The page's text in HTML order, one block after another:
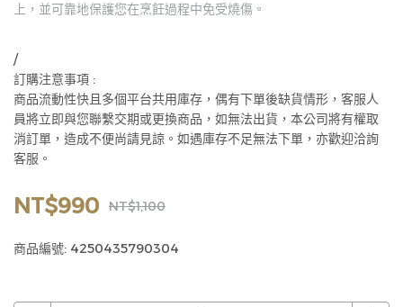
上，並可靠地保護您在烹飪過程中免受燒傷。
/
訂購注意事項 :
商品流動性快且多個平台共用庫存，偶有下單後缺貨情形，客服人
員將立即與您聯繫交期或更換商品，如無法出貨，本公司將有權取
消訂單，造成不便尚請見諒。如遇庫存不足無法下單，亦歡迎洽詢
客服。
NT$990 NT$1,100
商品編號: 4250435790304